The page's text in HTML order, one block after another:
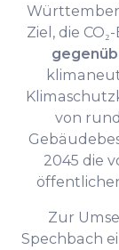
Ziel, die
von
2045 die
Zur
Spechbach